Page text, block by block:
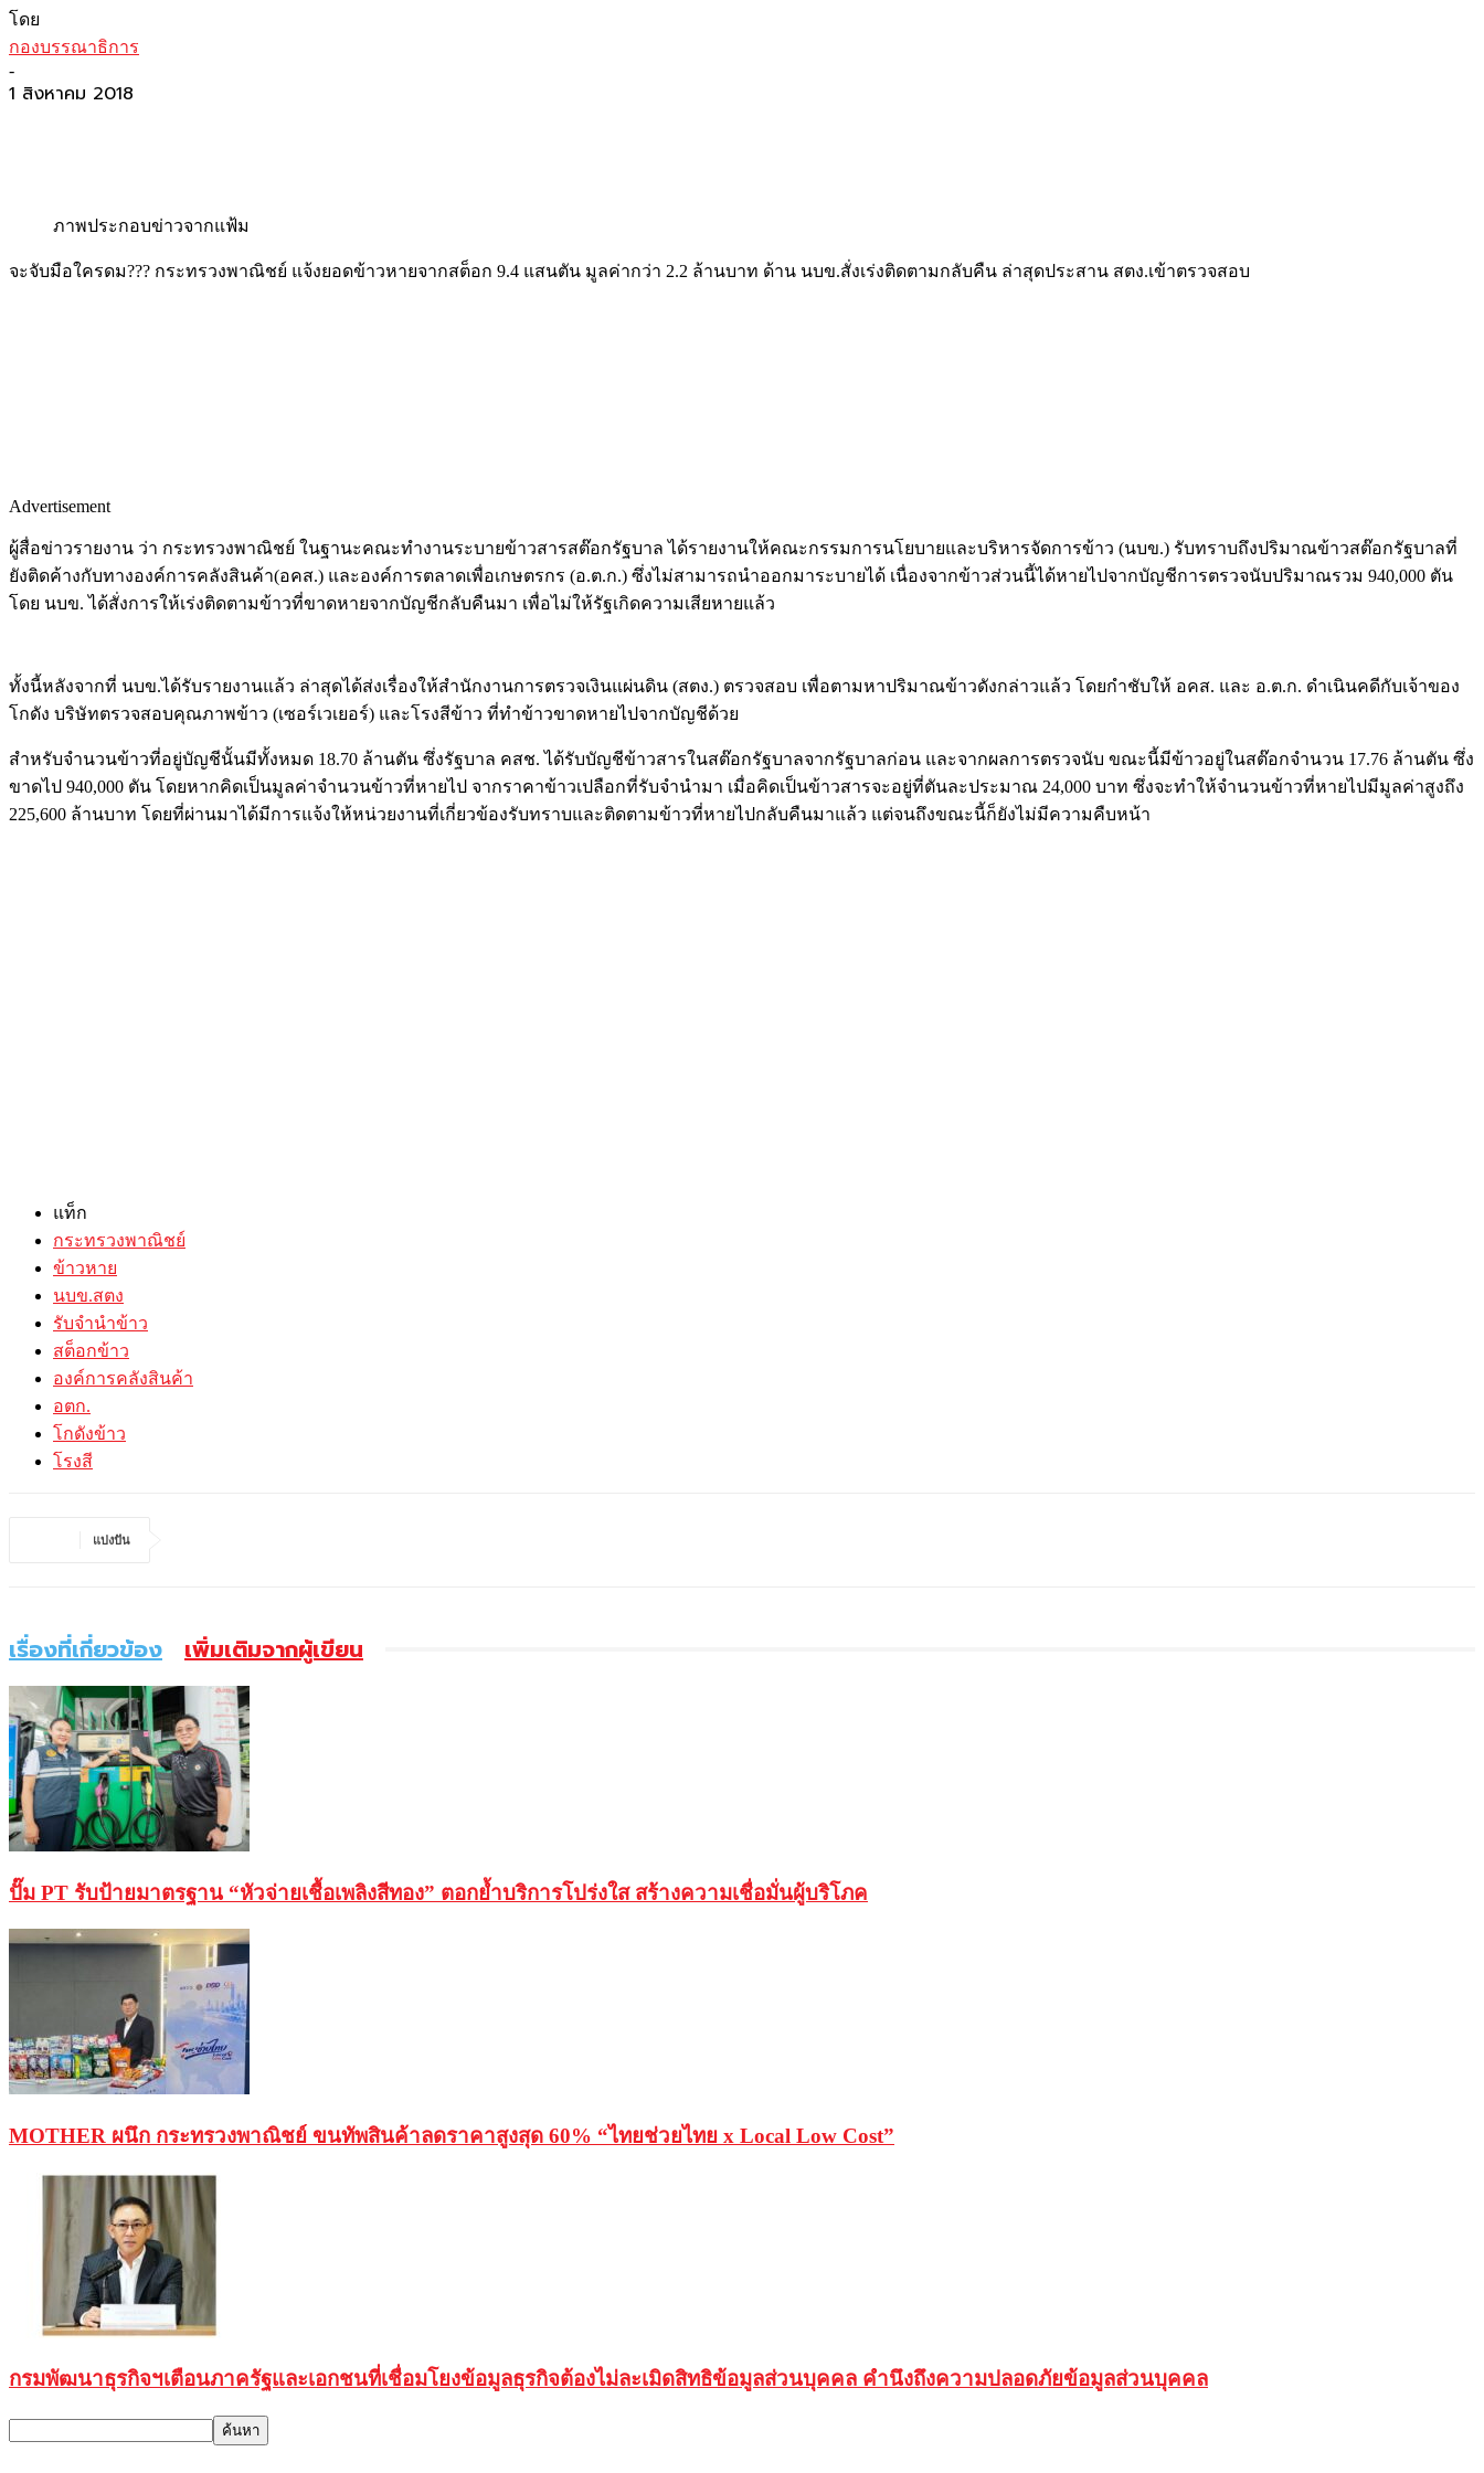
โดย
กองบรรณาธิการ
-
1 สิงหาคม 2018
ภาพประกอบข่าวจากแฟ้ม
จะจับมือใครดม??? กระทรวงพาณิชย์ แจ้งยอดข้าวหายจากสต็อก 9.4 แสนตัน มูลค่ากว่า 2.2 ล้านบาท ด้าน นบข.สั่งเร่งติดตามกลับคืน ล่าสุดประสาน สตง.เข้าตรวจสอบ
Advertisement
ผู้สื่อข่าวรายงาน ว่า กระทรวงพาณิชย์ ในฐานะคณะทำงานระบายข้าวสารสต๊อกรัฐบาล ได้รายงานให้คณะกรรมการนโยบายและบริหารจัดการข้าว (นบข.) รับทราบถึงปริมาณข้าวสต๊อกรัฐบาลที่
ยังติดค้างกับทางองค์การคลังสินค้า(อคส.) และองค์การตลาดเพื่อเกษตรกร (อ.ต.ก.) ซึ่งไม่สามารถนำออกมาระบายได้ เนื่องจากข้าวส่วนนี้ได้หายไปจากบัญชีการตรวจนับปริมาณรวม 940,000 ตัน
โดย นบข. ได้สั่งการให้เร่งติดตามข้าวที่ขาดหายจากบัญชีกลับคืนมา เพื่อไม่ให้รัฐเกิดความเสียหายแล้ว
ทั้งนี้หลังจากที่ นบข.ได้รับรายงานแล้ว ล่าสุดได้ส่งเรื่องให้สำนักงานการตรวจเงินแผ่นดิน (สตง.) ตรวจสอบ เพื่อตามหาปริมาณข้าวดังกล่าวแล้ว โดยกำชับให้ อคส. และ อ.ต.ก. ดำเนินคดีกับเจ้าของ
โกดัง บริษัทตรวจสอบคุณภาพข้าว (เซอร์เวเยอร์) และโรงสีข้าว ที่ทำข้าวขาดหายไปจากบัญชีด้วย
สำหรับจำนวนข้าวที่อยู่บัญชีนั้นมีทั้งหมด 18.70 ล้านตัน ซึ่งรัฐบาล คสช. ได้รับบัญชีข้าวสารในสต๊อกรัฐบาลจากรัฐบาลก่อน และจากผลการตรวจนับ ขณะนี้มีข้าวอยู่ในสต๊อกจำนวน 17.76 ล้านตัน ซึ่ง
ขาดไป 940,000 ตัน โดยหากคิดเป็นมูลค่าจำนวนข้าวที่หายไป จากราคาข้าวเปลือกที่รับจำนำมา เมื่อคิดเป็นข้าวสารจะอยู่ที่ตันละประมาณ 24,000 บาท ซึ่งจะทำให้จำนวนข้าวที่หายไปมีมูลค่าสูงถึง
225,600 ล้านบาท โดยที่ผ่านมาได้มีการแจ้งให้หน่วยงานที่เกี่ยวข้องรับทราบและติดตามข้าวที่หายไปกลับคืนมาแล้ว แต่จนถึงขณะนี้ก็ยังไม่มีความคืบหน้า
แท็ก
กระทรวงพาณิชย์
ข้าวหาย
นบข.สตง
รับจำนำข้าว
สต็อกข้าว
องค์การคลังสินค้า
อตก.
โกดังข้าว
โรงสี
แบ่งปัน
เรื่องที่เกี่ยวข้อง เพิ่มเติมจากผู้เขียน
ปั๊ม PT รับป้ายมาตรฐาน “หัวจ่ายเชื้อเพลิงสีทอง” ตอกย้ำบริการโปร่งใส สร้างความเชื่อมั่นผู้บริโภค
MOTHER ผนึก กระทรวงพาณิชย์ ขนทัพสินค้าลดราคาสูงสุด 60% “ไทยช่วยไทย x Local Low Cost”
กรมพัฒนาธุรกิจฯเตือนภาครัฐและเอกชนที่เชื่อมโยงข้อมูลธุรกิจต้องไม่ละเมิดสิทธิข้อมูลส่วนบุคคล คำนึงถึงความปลอดภัยข้อมูลส่วนบุคคล